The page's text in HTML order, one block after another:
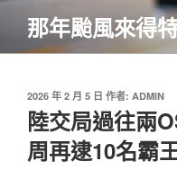
主
那年颱風來得
發
佈
於
2026 年 2 月 5 日 作者: ADMIN
陸交局過往兩
周再逮10名霸